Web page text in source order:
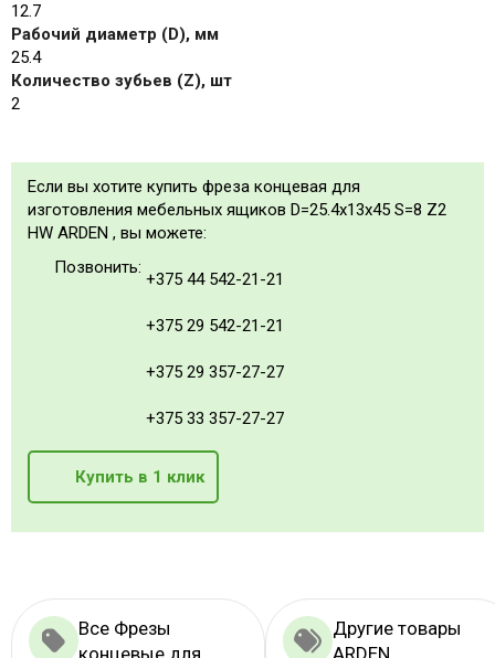
12.7
Рабочий диаметр (D), мм
25.4
Количество зубьев (Z), шт
2
Если вы хотите купить фреза концевая для
изготовления мебельных ящиков D=25.4x13x45 S=8 Z2
HW ARDEN , вы можете:
Позвонить:
+375 44 542-21-21
+375 29 542-21-21
+375 29 357-27-27
+375 33 357-27-27
Купить в 1 клик
Все Фрезы
Другие товары